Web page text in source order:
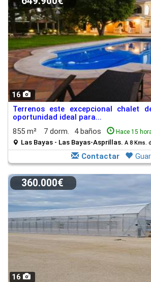
16
Terrenos este excepcional chalet
oportunidad ideal para...
855 m²
7 dorm. 4 baños Hace 15
Las Bayas - Las Bayas-Asprillas. A 8 Kms.
Contactar
16
360.000€